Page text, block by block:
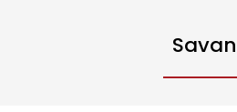
Savan